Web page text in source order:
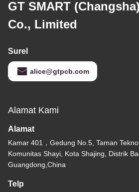
GT SMART
Co., Limited
Surel
alice@gtpcb.com
Alamat Kami
Alamat
Kamar 401，Gedung No.5, Taman
Komunitas Shayi, Kota Shajing, Distrik
Guangdong,China
Telp